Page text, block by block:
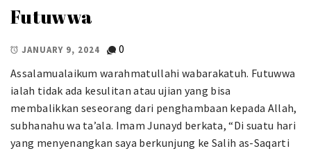
Futuwwa
JANUARY 9, 2024
0
Assalamualaikum warahmatullahi wabarakatuh. Futuwwa
ialah tidak ada kesulitan atau ujian yang bisa
membalikkan seseorang dari penghambaan kepada Allah,
subhanahu wa ta’ala. Imam Junayd berkata, “Di suatu hari
yang menyenangkan saya berkunjung ke Salih as-Saqarti